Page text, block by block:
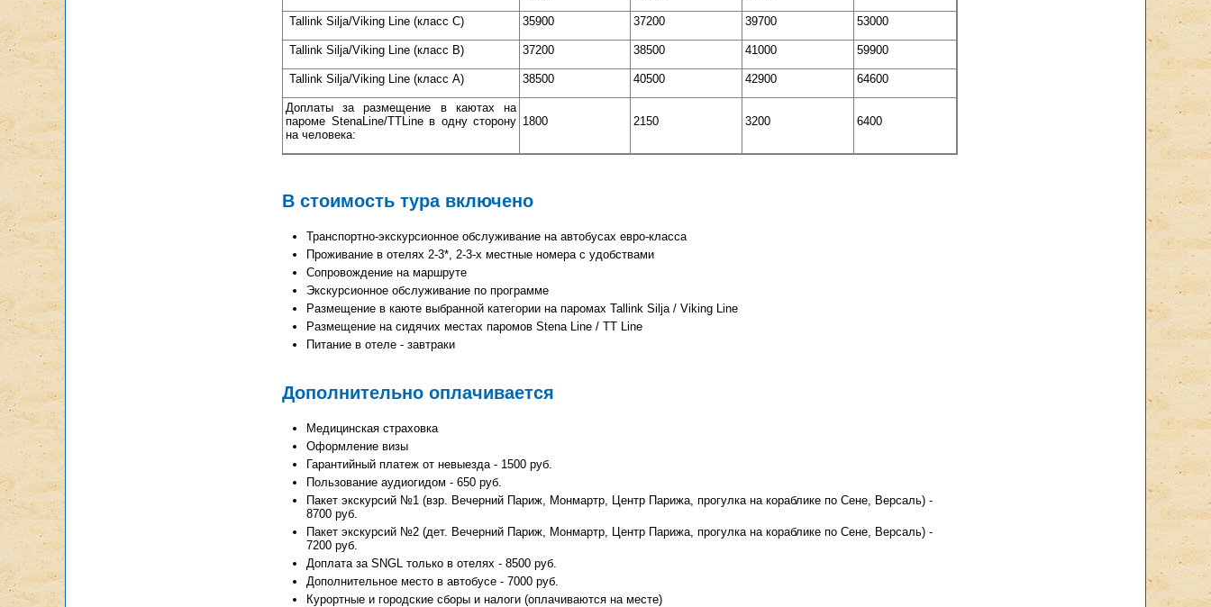
Tallink Silja/Viking Line (класс C) 35900 37200 39700 53000
Tallink Silja/Viking Line (класс В) 37200 38500 41000 59900
Tallink Silja/Viking Line (класс А) 38500 40500 42900 64600
Доплаты за размещение в каютах на
пароме StenaLine/TTLine в одну сторону
на человека:
1800 2150 3200 6400
В стоимость тура включено
Транспортно-экскурсионное обслуживание на автобусах евро-класса
Проживание в отелях 2-3*, 2-3-х местные номера с удобствами
Сопровождение на маршруте
Экскурсионное обслуживание по программе
Размещение в каюте выбранной категории на паромах Tallink Silja / Viking Line
Размещение на сидячих местах паромов Stena Line / TT Line
Питание в отеле - завтраки
Дополнительно оплачивается
Медицинская страховка
Оформление визы
Гарантийный платеж от невыезда - 1500 руб.
Пользование аудиогидом - 650 руб.
Пакет экскурсий №1 (взр. Вечерний Париж, Монмартр, Центр Парижа, прогулка на кораблике по Сене, Версаль) -
8700 руб.
Пакет экскурсий №2 (дет. Вечерний Париж, Монмартр, Центр Парижа, прогулка на кораблике по Сене, Версаль) -
7200 руб.
Доплата за SNGL только в отелях - 8500 руб.
Дополнительное место в автобусе - 7000 руб.
Курортные и городские сборы и налоги (оплачиваются на месте)